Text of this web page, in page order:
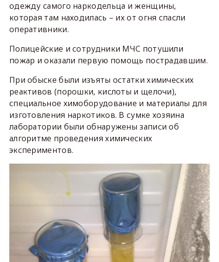
одежду самого наркодельца и женщины,
которая там находилась – их от огня спасли
оперативники.
Полицейские и сотрудники МЧС потушили
пожар и оказали первую помощь пострадавшим.
При обыске были изъяты остатки химических
реактивов (порошки, кислоты и щелочи),
специальное химоборудование и материалы для
изготовления наркотиков. В сумке хозяина
лаборатории были обнаружены записи об
алгоритме проведения химических
экспериментов.